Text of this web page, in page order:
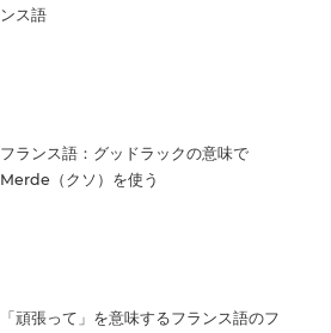
ンス語
フランス語：グッドラックの意味で
Merde（クソ）を使う
「頑張って」を意味するフランス語のフ